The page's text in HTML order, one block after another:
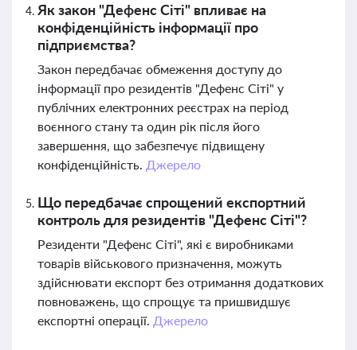
Як закон "Дефенс Сіті" впливає на
конфіденційність інформації про
підприємства?
Закон передбачає обмеження доступу до
інформації про резидентів "Дефенс Сіті" у
публічних електронних реєстрах на період
воєнного стану та один рік після його
завершення, що забезпечує підвищену
конфіденційність. Джерело
Що передбачає спрощений експортний
контроль для резидентів "Дефенс Сіті"?
Резиденти "Дефенс Сіті", які є виробниками
товарів військового призначення, можуть
здійснювати експорт без отримання додаткових
повноважень, що спрощує та пришвидшує
експортні операції. Джерело